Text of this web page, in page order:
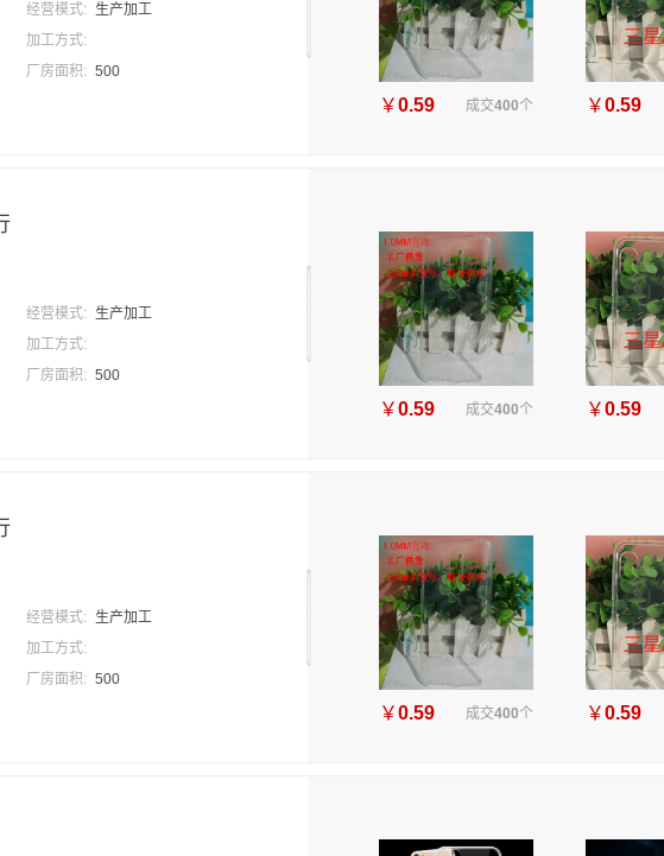
经营模式:
生产加工
加工方式:
厂房面积: 500
￥0.59 成交400个 ￥0.59
经营模式:
生产加工
加工方式:
厂房面积: 500
￥0.59 成交400个 ￥0.59
经营模式:
生产加工
加工方式:
厂房面积: 500
￥0.59 成交400个 ￥0.59